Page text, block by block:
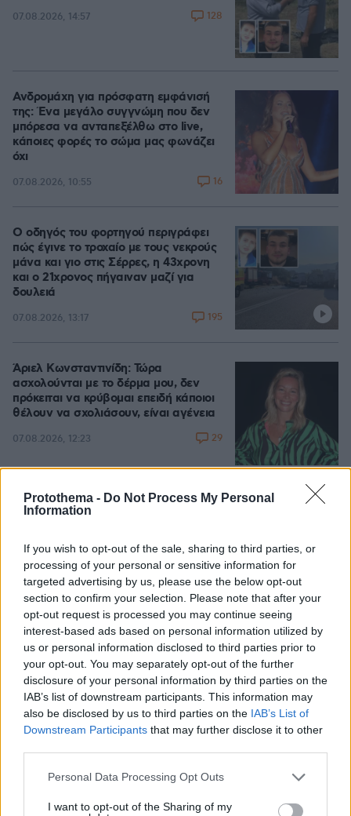
Protothema - Do Not Process My Personal
Information
If you wish to opt-out of the sale, sharing to third parties, or
processing of your personal or sensitive information for
targeted advertising by us, please use the below opt-out
section to confirm your selection. Please note that after your
opt-out request is processed you may continue seeing
interest-based ads based on personal information utilized by
us or personal information disclosed to third parties prior to
your opt-out. You may separately opt-out of the further
disclosure of your personal information by third parties on the
IAB’s list of downstream participants. This information may
also be disclosed by us to third parties on the IAB’s List of
Downstream Participants that may further disclose it to other
Please note that this website/app uses one or more Google
not limited to your visit or usage behaviour. You may click to
Personal Data Processing Opt Outs
I want to opt-out of the Sharing of my
07.08.2026, 14:57 128
Ανδρομάχη για πρόσφατη εμφάνισή
της: Ένα μεγάλο συγγνώμη που δεν
μπόρεσα να ανταπεξέλθω στο live,
κάποιες φορές το σώμα μας φωνάζει
όχι
07.08.2026, 10:55 16
Ο οδηγός του φορτηγού περιγράφει
πώς έγινε το τροχαίο με τους νεκρούς
μάνα και γιο στις Σέρρες, η 43χρονη
και ο 21χρονος πήγαιναν μαζί για
δουλειά
07.08.2026, 13:17 195
Άριελ Κωνσταντινίδη: Τώρα
ασχολούνται με το δέρμα μου, δεν
πρόκειται να κρύβομαι επειδή κάποιοι
θέλουν να σχολιάσουν, είναι αγένεια
07.08.2026, 12:23 29
Βόρεια Εύβοια: Οι 14 λίμνες που
γεννήθηκαν από εγκαταλελειμμένα
μοναδικό οικοσύστημα, δείτε
αεροφωτογραφίες
07.08.2026, 15:58 39
Άγκυρα, Ριάντ και Ισλαμαμπάντ: Ο
νέος ισχυρός άξονας στη Μέση
Ανατολή ανοίγει τον δρόμο για το
«ισλαμικό ΝΑΤΟ», τι σημαίνει η
συμφωνία της Μέκκας
07.08.2026, 17:19 107